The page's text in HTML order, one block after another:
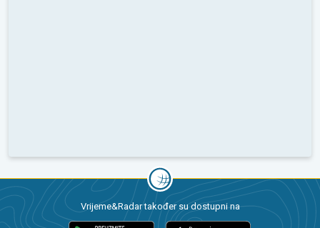
Vrijeme&Radar također su dostupni na